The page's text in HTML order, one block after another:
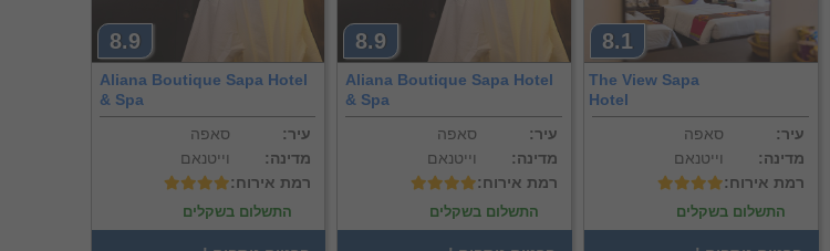
8.1
The View Sapa
Hotel
סאפה
:עיר
וייטנאם
:מדינה
:רמת אירוח
התשלום בשקלים
8.9
Aliana Boutique Sapa Hotel
& Spa
סאפה
:עיר
וייטנאם
:מדינה
:רמת אירוח
התשלום בשקלים
8.9
Aliana Boutique Sapa Hotel
& Spa
סאפה
:עיר
וייטנאם
:מדינה
:רמת אירוח
התשלום בשקלים